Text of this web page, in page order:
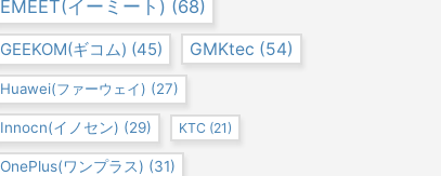
EMEET(イーミート) (68)
GEEKOM(ギコム) (45) GMKtec (54)
Huawei(ファーウェイ) (27)
Innocn(イノセン) (29) KTC (21)
OnePlus(ワンプラス) (31)